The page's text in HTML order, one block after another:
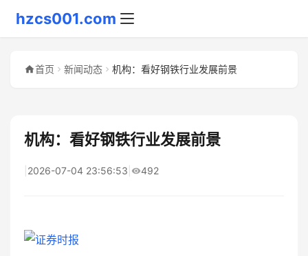
hzcs001.com
首页 新闻动态 机构：看好钢铁行业发展前景
机构：看好钢铁行业发展前景
2026-07-04 23:56:53 492